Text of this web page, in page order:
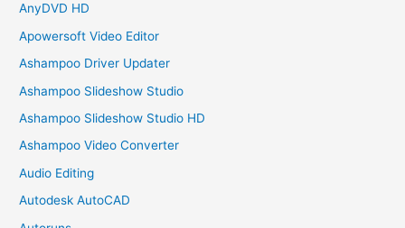
AnyDVD HD
Apowersoft Video Editor
Ashampoo Driver Updater
Ashampoo Slideshow Studio
Ashampoo Slideshow Studio HD
Ashampoo Video Converter
Audio Editing
Autodesk AutoCAD